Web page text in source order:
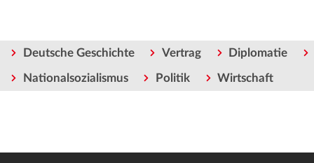
Deutsche Geschichte Vertrag Diplomatie
Nationalsozialismus Politik Wirtschaft